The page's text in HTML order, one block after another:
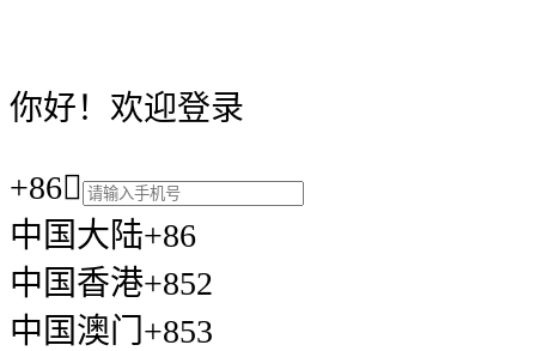
你好！欢迎登录
+86
中国大陆+86
中国香港+852
中国澳门+853